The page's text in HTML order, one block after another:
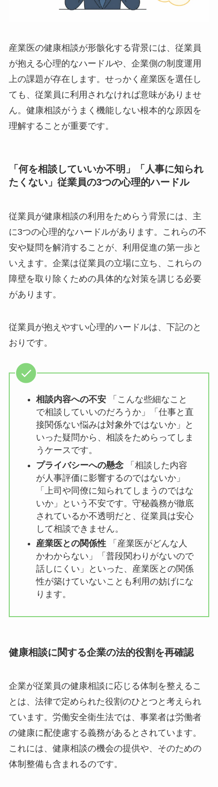
産業医の健康相談が形骸化する背景には、従業員
が抱える心理的なハードルや、企業側の制度運用
ん。健康相談がうまく機能しない根本的な原因を
「何を相談していいか不明」「人事に知ら
れたくない」従業員の3つの心理的ハードル
従業員が健康相談の利用をためらう背景には、主
に3つの心理的なハードルがあります。これらの
といえます。企業は従業員の立場に立ち、これら
の障壁を取り除くための具体的な対策を講じる必
要があります。
従業員が抱えやすい心理的ハードルは、下記のと
おりです。
相談内容への不安「こんな些細なこと
で相談していいのだろうか」「仕事と
直接関係ない悩みは対象外ではない
か」といった疑問から、相談をためら
ってしまうケースです。
プライバシーへの懸念
が人事評価に影響するのではないか」
「上司や同僚に知られてしまうのでは
ないか」という不安です。守秘義務が
徹底されているか不透明だと、従業員
は安心して相談できません。
関係性が築けていないことも利用の妨
げになります。
健康相談に関する企業の法的役割を再確認
企業が従業員の健康相談に応じる体制を整えるこ
とは、法律で定められた役割のひとつと考えられ